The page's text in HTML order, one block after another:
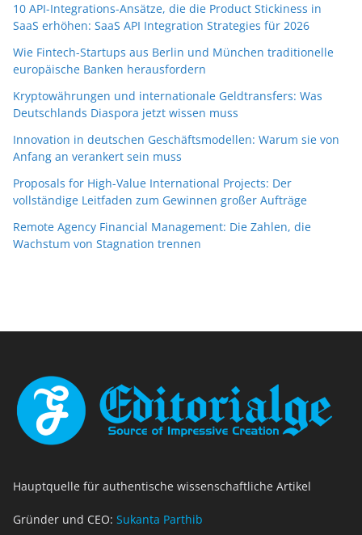
10 API-Integrations-Ansätze, die die Product Stickiness in
SaaS erhöhen: SaaS API Integration Strategies für 2026
Wie Fintech-Startups aus Berlin und München traditionelle
europäische Banken herausfordern
Kryptowährungen und internationale Geldtransfers: Was
Deutschlands Diaspora jetzt wissen muss
Innovation in deutschen Geschäftsmodellen: Warum sie von
Anfang an verankert sein muss
Proposals for High-Value International Projects: Der
vollständige Leitfaden zum Gewinnen großer Aufträge
Remote Agency Financial Management: Die Zahlen, die
Wachstum von Stagnation trennen
Hauptquelle für authentische wissenschaftliche Artikel
Gründer und CEO: Sukanta Parthib